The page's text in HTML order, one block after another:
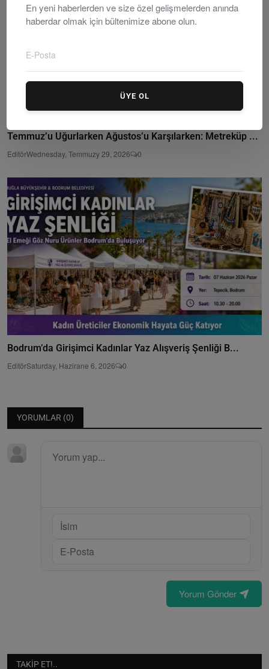
Temmuz’u Uğurlarken Ağustos’u Karşılarken: Metreküp ...
EditörWednesday, Temmuzy 29, 2026 0
Bodrum’da Girişimci Kadınlar Yaz Alışveriş Şenliği B...
EditörSaturday, Hazirane 6, 2026 0
YORUMLAR (0)
Yorum Gönder
TAKIP ET!..
En yeni haberlerden ve size özel gelişmelerden anında
haberdar olmak için bültenimize abone olun.
ÜYE OL